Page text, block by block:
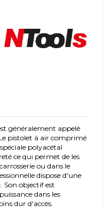
généralement appelé
pistolet à air comprimé
polyacétal
ce qui permet de les
ou dans le
dispose d'une
Son objectif est
dans les
dur d'accès.